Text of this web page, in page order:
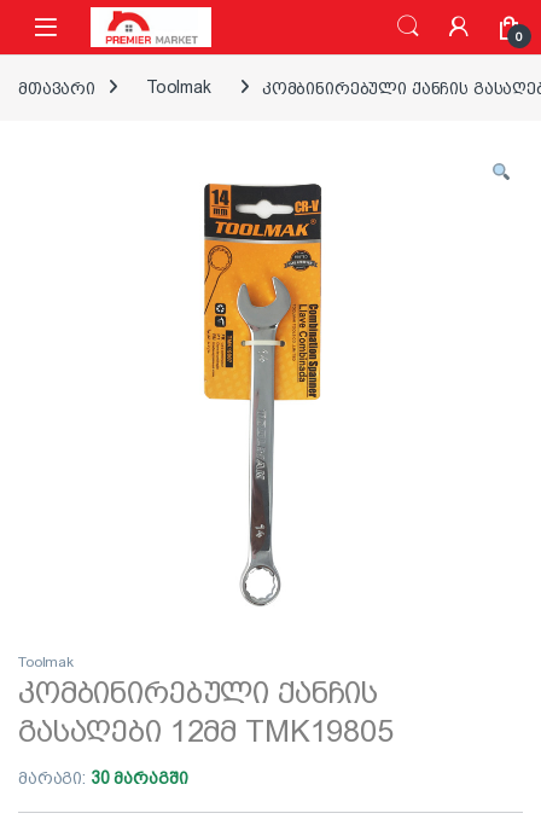
ნავიგაციაზე გადასვლა
შინაარსზე გადასვლა
0
მთავარი Toolmak კომბინირებული ქანჩის
Toolmak
კომბინირებული ქანჩის
გასაღები 12მმ TMK19805
მარაგი: 30 მარაგში